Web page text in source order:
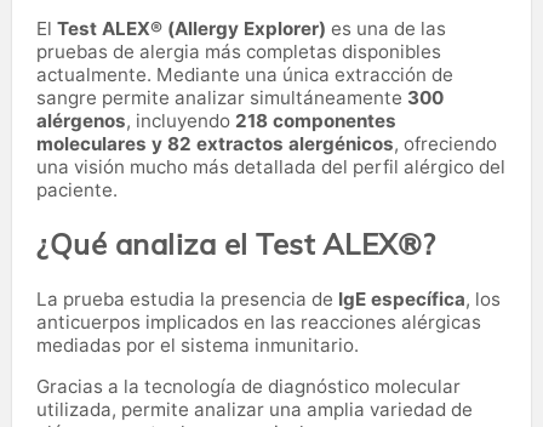
El Test ALEX® (Allergy Explorer) es una de las
pruebas de alergia más completas disponibles
actualmente. Mediante una única extracción de
sangre permite analizar simultáneamente 300
alérgenos, incluyendo 218 componentes
moleculares y 82 extractos alergénicos, ofreciendo
una visión mucho más detallada del perfil alérgico del
paciente.
¿Qué analiza el Test ALEX®?
La prueba estudia la presencia de IgE específica, los
anticuerpos implicados en las reacciones alérgicas
mediadas por el sistema inmunitario.
Gracias a la tecnología de diagnóstico molecular
utilizada, permite analizar una amplia variedad de